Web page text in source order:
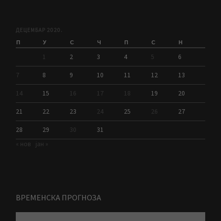
ДЕЦЕМБАР 2020.
П У С Ч П С Н
1 2 3 4 5 6
7 8 9 10 11 12 13
14 15 16 17 18 19 20
21 22 23 24 25 26 27
28 29 30
31
« нов
јан »
ВРЕМЕНСКА ПРОГНОЗА